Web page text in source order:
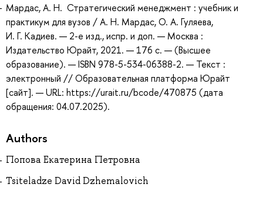
Мардас, А. Н. Стратегический менеджмент : учебник и
практикум для вузов / А. Н. Мардас, О. А. Гуляева,
И. Г. Кадиев. — 2-е изд., испр. и доп. — Москва :
Издательство Юрайт, 2021. — 176 с. — (Высшее
образование). — ISBN 978-5-534-06388-2. — Текст :
электронный // Образовательная платформа Юрайт
[сайт]. — URL: https://urait.ru/bcode/470875 (дата
обращения: 04.07.2025).
Authors
Попова Екатерина Петровна
Tsiteladze David Dzhemalovich